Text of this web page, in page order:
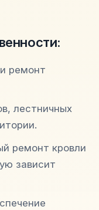
ремонт
лестничных
ремонт кровли
зависит